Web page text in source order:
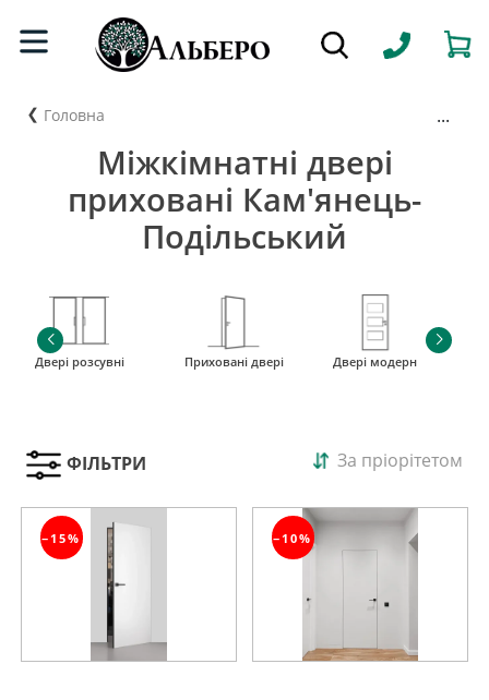
Головна ...
Міжкімнатні двері
приховані Кам'янець-
Подільський
Двері розсувні Приховані двері Двері модерн
ФІЛЬТРИ За пріорітетом
−15% −10%